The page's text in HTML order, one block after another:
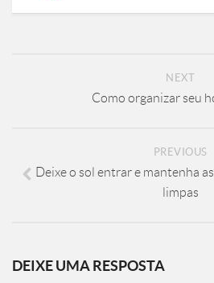
NEXT
Como organizar seu
PREVIOUS
Deixe o sol entrar e mantenha
limpas
DEIXE UMA RESPOSTA